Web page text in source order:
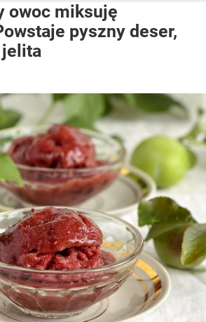
owoc miksuję
pyszny deser,
jelita